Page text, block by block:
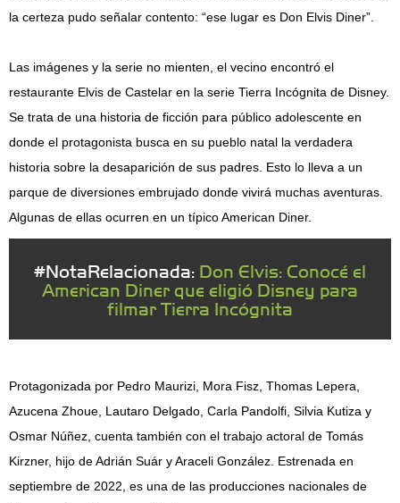
la certeza pudo señalar contento: “ese lugar es Don Elvis Diner”.
Las imágenes y la serie no mienten, el vecino encontró el
restaurante Elvis de Castelar en la serie Tierra Incógnita de Disney.
Se trata de una historia de ficción para público adolescente en
donde el protagonista busca en su pueblo natal la verdadera
historia sobre la desaparición de sus padres. Esto lo lleva a un
parque de diversiones embrujado donde vivirá muchas aventuras.
Algunas de ellas ocurren en un típico American Diner.
#NotaRelacionada: Don Elvis: Conocé el
American Diner que eligió Disney para
filmar Tierra Incógnita
Protagonizada por Pedro Maurizi, Mora Fisz, Thomas Lepera,
Azucena Zhoue, Lautaro Delgado, Carla Pandolfi, Silvia Kutiza y
Osmar Núñez, cuenta también con el trabajo actoral de Tomás
Kirzner, hijo de Adrián Suár y Araceli González. Estrenada en
septiembre de 2022, es una de las producciones nacionales de